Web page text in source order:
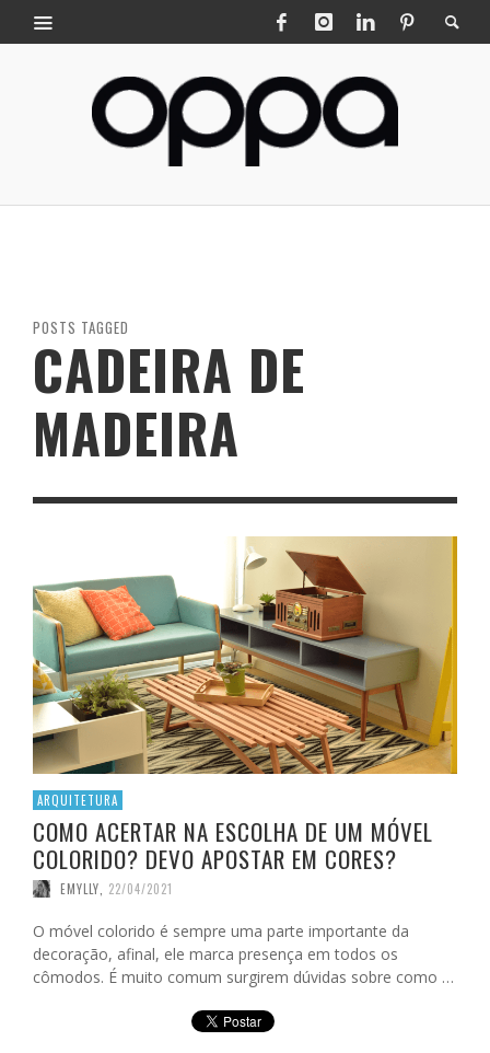
POSTS TAGGED
CADEIRA DE
MADEIRA
ARQUITETURA
COMO ACERTAR NA ESCOLHA DE UM MÓVEL
COLORIDO? DEVO APOSTAR EM CORES?
EMYLLY 22/04/2021
O móvel colorido é sempre uma parte importante da
decoração, afinal, ele marca presença em todos os
cômodos. É muito comum surgirem dúvidas sobre como …